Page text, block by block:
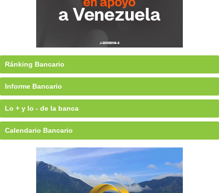
Ránking Bancario
Informe Bancario
Lo + y lo - de la banca
Calendario Bancario